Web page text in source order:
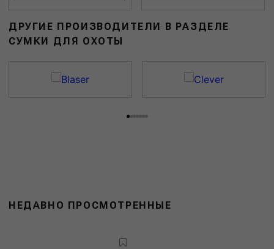
ДРУГИЕ ПРОИЗВОДИТЕЛИ В РАЗДЕЛЕ
СУМКИ ДЛЯ ОХОТЫ
НЕДАВНО ПРОСМОТРЕННЫЕ